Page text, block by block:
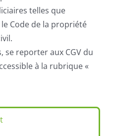
telles que
Code de la propriété
reporter aux CGV du
à la rubrique «